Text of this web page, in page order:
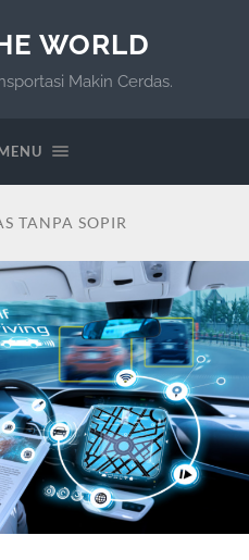
WORLD
Makin Cerdas.
TANPA SOPIR